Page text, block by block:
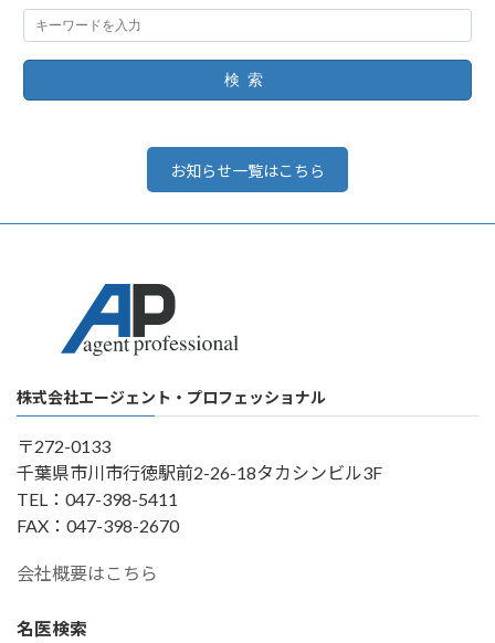
検索
お知らせ一覧はこちら
株式会社エージェント・プロフェッショナル
〒272-0133
千葉県市川市行徳駅前2-26-18タカシンビル3F
TEL：047-398-5411
FAX：047-398-2670
会社概要はこちら
名医検索